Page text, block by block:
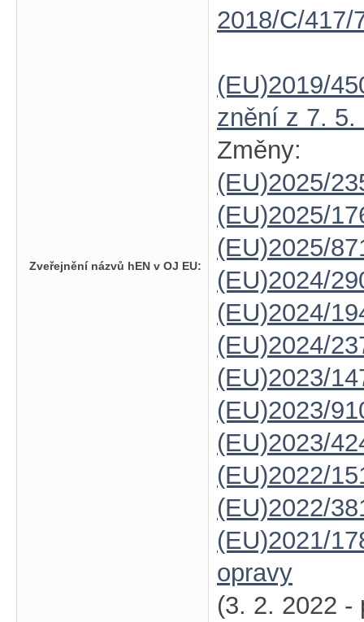
Zveřejnění názvů hEN v OJ EU:
2018/C/417/
(EU)2019/
znění z 7. 5.
Změny:
(EU)2025/
(EU)2025/
(EU)2025/
(EU)2024/
(EU)2024/
(EU)2024/
(EU)2023/
(EU)2023/
(EU)2023/
(EU)2022/
(EU)2022/
(EU)2021/
opravy
(3. 2. 2022 -